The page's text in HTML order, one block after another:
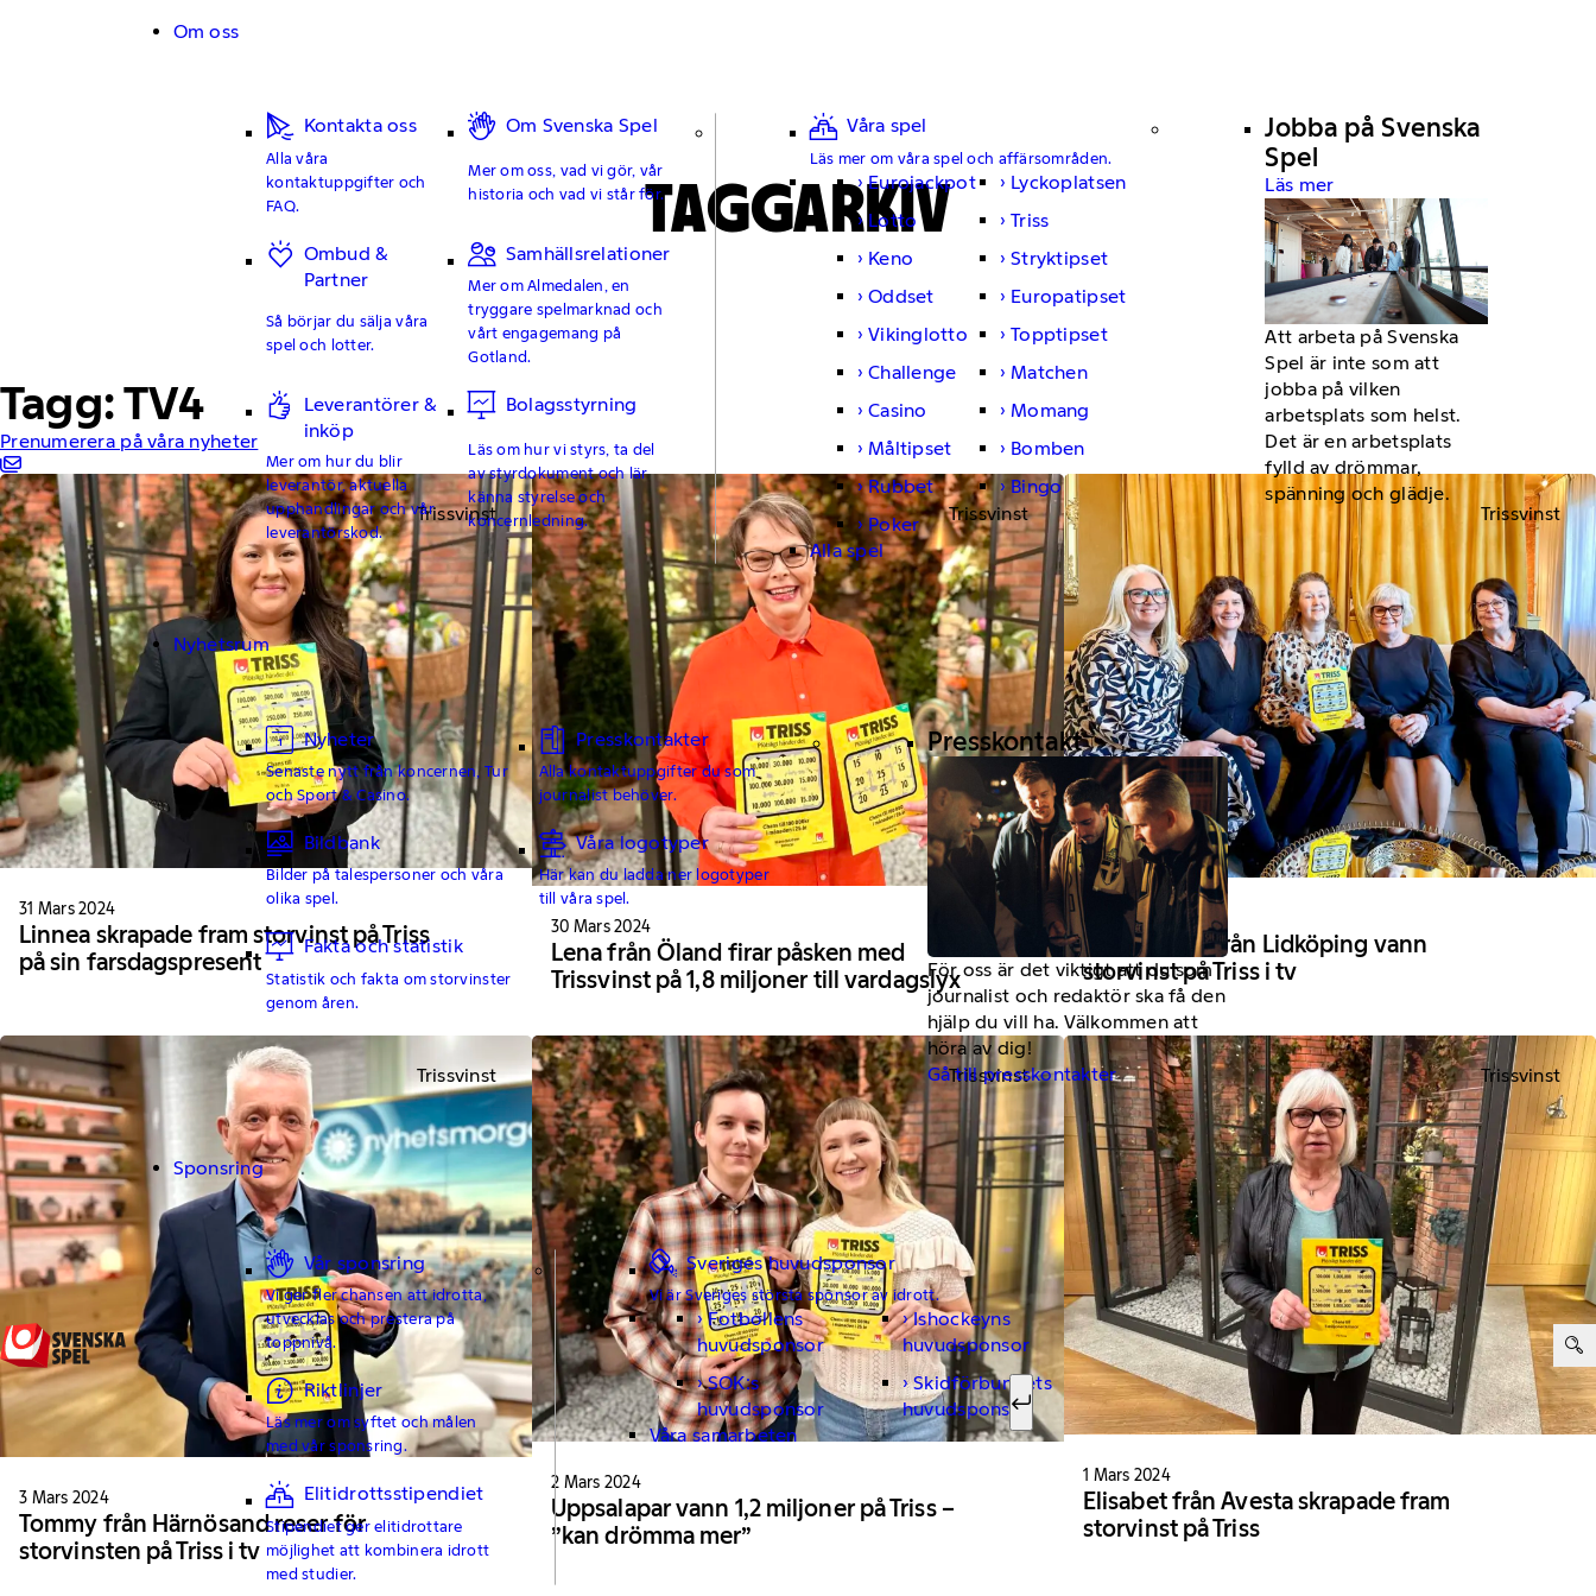
Om oss
Kontakta oss
Alla våra
kontaktuppgifter och
FAQ.
Om Svenska Spel
Mer om oss, vad vi gör, vår
historia och vad vi står för.
Ombud &
Partner
Så börjar du sälja våra
spel och lotter.
Samhällsrelationer
Mer om Almedalen, en
tryggare spelmarknad och
vårt engagemang på
Gotland.
Leverantörer &
inköp
Mer om hur du blir
leverantör, aktuella
upphandlingar och vår
leverantörskod.
Bolagsstyrning
Läs om hur vi styrs, ta del
av styrdokument och lär
känna styrelse och
koncernledning.
Våra spel
Läs mer om våra spel och affärsområden.
Eurojackpot
Lyckoplatsen
Lotto
Triss
Keno
Stryktipset
Oddset
Europatipset
Vikinglotto
Topptipset
Challenge
Matchen
Casino
Momang
Måltipset
Bomben
Rubbet
Bingo
Poker
Alla spel
Jobba på Svenska
Spel
Läs mer
Att arbeta på Svenska
Spel är inte som att
jobba på vilken
arbetsplats som helst.
Det är en arbetsplats
fylld av drömmar,
spänning och glädje.
Nyhetsrum
Nyheter
Senaste nytt från koncernen, Tur
och Sport & Casino.
Presskontakter
Alla kontaktuppgifter du som
journalist behöver.
Bildbank
Bilder på talespersoner och våra
olika spel.
Våra logotyper
Här kan du ladda ner logotyper
till våra spel.
Fakta och statistik
Statistik och fakta om storvinster
genom åren.
Presskontakt
För oss är det viktigt att du som
journalist och redaktör ska få den
hjälp du vill ha. Välkommen att
höra av dig!
Gå till presskontakter
Sponsring
Vår sponsring
Vi ger fler chansen att idrotta,
utvecklas och prestera på
toppnivå.
Riktlinjer
Läs mer om syftet och målen
med vår sponsring.
Elitidrottsstipendiet
Stipendiet ger elitidrottare
möjlighet att kombinera idrott
med studier.
Sveriges huvudsponsor
Vi är Sveriges största sponsor av idrott.
Fotbollens
huvudsponsor
Ishockeyns
huvudsponsor
SOK:s
huvudsponsor
Skidförbundets
huvudsponsor
Våra samarbeten
Sök efter:
Sök
TAGGARKIV
Tagg: TV4
Prenumerera på våra nyheter
Trissvinst
31 Mars 2024
Linnea skrapade fram storvinst på Triss
på sin farsdagspresent
Trissvinst
30 Mars 2024
Lena från Öland firar påsken med
Trissvinst på 1,8 miljoner till vardagslyx
Trissvinst
8 Mars 2024
Väninnorna från Lidköping vann
storvinst på Triss i tv
Trissvinst
3 Mars 2024
Tommy från Härnösand reser för
storvinsten på Triss i tv
Trissvinst
2 Mars 2024
Uppsalapar vann 1,2 miljoner på Triss –
”kan drömma mer”
Trissvinst
1 Mars 2024
Elisabet från Avesta skrapade fram
storvinst på Triss